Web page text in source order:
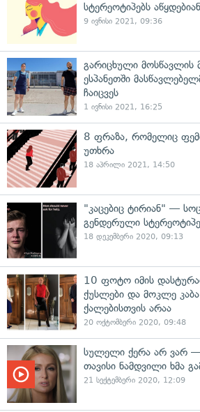
სტერეოტიპებს
9 ივნისი 2021, 09:36
გარიცხული მოსწავლის
ესპანეთში
ჩაიცვეს
1 ივნისი 2021, 16:25
8 ფრაზა, რომელიც
უთხრა
18 აპრილი 2021, 14:50
"კაცებიც ტირიან" —
გენდერული
18 დეკემბერი 2020, 09:13
10 ფოტო იმის
ქუსლები და მოკლე
ქალებისთვის არაა
20 ოქტომბერი 2020, 09:48
სულელი ქერა არ ვარ
თავისი ნამდვილი ხმა
21 სექტემბერი 2020, 12:09